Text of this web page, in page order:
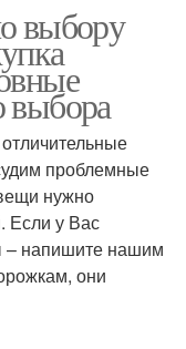
выбору
выбора
проблемные
нужно
Если у Вас
– напишите нашим
они